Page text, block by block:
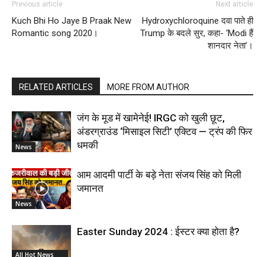
Previous article
Kuch Bhi Ho Jaye B Praak New
Romantic song 2020।
Next article
Hydroxychloroquine दवा पाते ही
Trump के बदले सुर, कहा- ‘Modi हैं
शानदार नेता’।
RELATED ARTICLES MORE FROM AUTHOR
News
जंग के मूड में खामेनेई! IRGC को खुली छूट,
अंडरग्राउंड ‘मिसाइल सिटी’ एक्टिव — ट्रंप की फिर
धमकी
News
आम आदमी पार्टी के बड़े नेता संजय सिंह को मिली
जमानत
All Hot News
Easter Sunday 2024 : ईस्टर क्या होता है?